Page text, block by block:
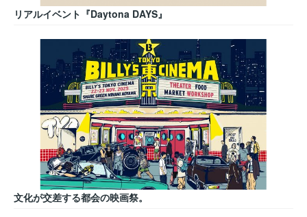
リアルイベント『Daytona DAYS』
文化が交差する都会の映画祭。